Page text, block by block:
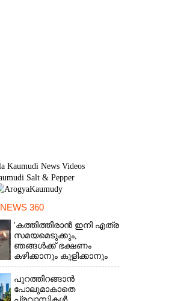
NEWS 360
'കത്തിത്തീരാൻ ഇനി എത്ര
സമയമെടുക്കും,
ഞങ്ങൾക്ക് ഭക്ഷണം
കഴിക്കാനും കുളിക്കാനും
ഉള്ളതാണ്': അച്ഛന്റെ
സംസ്കാരചടങ്ങിനിടെ
മക്കൾ
പുറത്തിറങ്ങാൻ
പോലുമാകാതെ